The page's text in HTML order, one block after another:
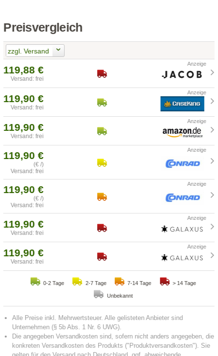
Preisvergleich
zzgl. Versand
119,88 €
Versand: frei
119,90 €
Versand: frei
119,90 €
Versand: frei
119,90 €
(€ /)
Versand: frei
119,90 €
(€ /)
Versand: frei
119,90 €
Versand: frei
119,90 €
Versand: frei
0-2 Tage 2-7 Tage 7-14 Tage > 14 Tage
Unbekannt